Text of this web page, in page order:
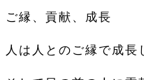
ご縁、貢献、成長
人は人とのご縁で成長